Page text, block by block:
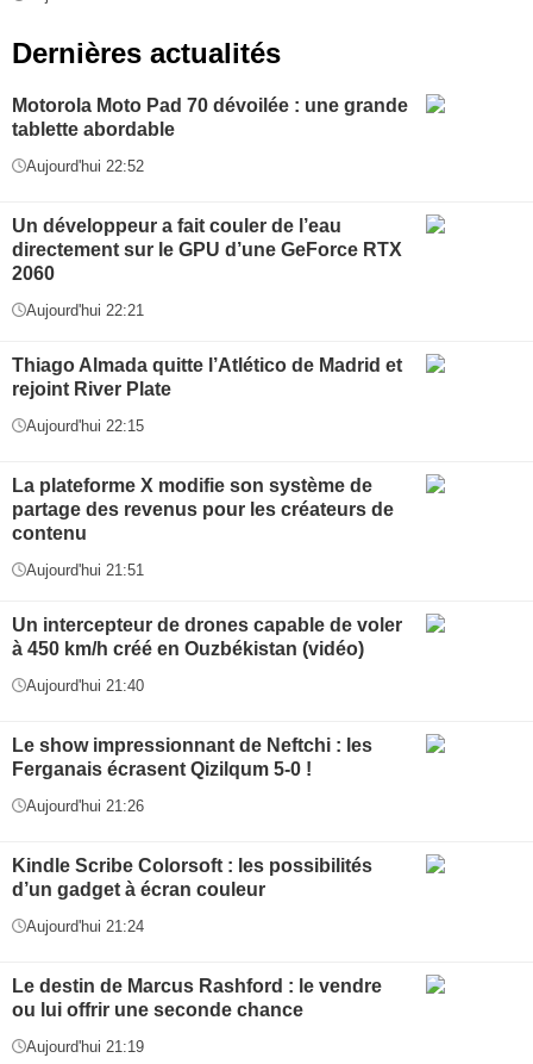
Dernières actualités
Motorola Moto Pad 70 dévoilée : une grande
tablette abordable
Aujourd'hui 22:52
Un développeur a fait couler de l’eau
directement sur le GPU d’une GeForce RTX
2060
Aujourd'hui 22:21
Thiago Almada quitte l’Atlético de Madrid et
rejoint River Plate
Aujourd'hui 22:15
La plateforme X modifie son système de
partage des revenus pour les créateurs de
contenu
Aujourd'hui 21:51
Un intercepteur de drones capable de voler
à 450 km/h créé en Ouzbékistan (vidéo)
Aujourd'hui 21:40
Le show impressionnant de Neftchi : les
Ferganais écrasent Qizilqum 5-0 !
Aujourd'hui 21:26
Kindle Scribe Colorsoft : les possibilités
d’un gadget à écran couleur
Aujourd'hui 21:24
Le destin de Marcus Rashford : le vendre
ou lui offrir une seconde chance
Aujourd'hui 21:19